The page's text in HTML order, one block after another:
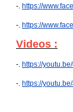
-. https://
-. https://
Videos :
-. https://
-. https://